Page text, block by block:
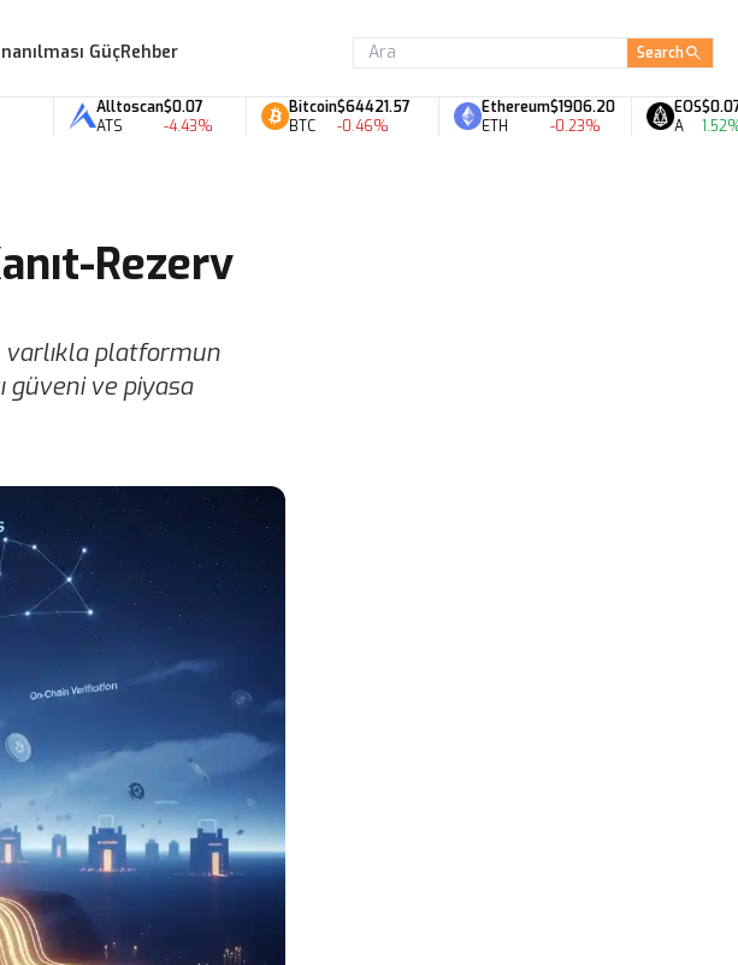
GüçRehber Search
Alltoscan
ATS
$0.07
-4.43%
Bitcoin
BTC
$64421.57
-0.46%
Ethereum
ETH
$1906.20
-0.23%
EOS
A
$0.07
1.52%
Rezerv
varlıkla platformun
güveni ve piyasa